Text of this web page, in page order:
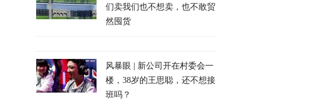
们卖我们也不想卖，也不敢贸
然囤货
风暴眼 | 新公司开在村委会一
楼，38岁的王思聪，还不想接
班吗？